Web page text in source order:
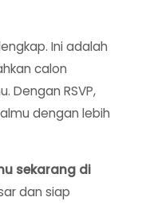
Ini adalah
calon
Dengan RSVP,
dengan lebih
sekarang di
dan siap